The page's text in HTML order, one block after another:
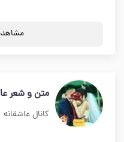
متن و شعر
کانال عاشقانه